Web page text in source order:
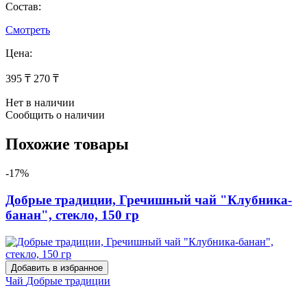
Состав:
Смотреть
Цена:
395 ₸ 270 ₸
Нет в наличии
Сообщить о наличии
Похожие товары
-17%
Добрые традиции, Гречишный чай "Клубника-
банан", стекло, 150 гр
Добавить в избранное
Чай Добрые традиции